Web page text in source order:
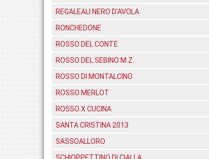
REGALEALI NERO D'AVOLA
RONCHEDONE
ROSSO DEL CONTE
ROSSO DEL SEBINO M.Z.
ROSSO DI MONTALCINO
ROSSO MERLOT
ROSSO X CUCINA
SANTA CRISTINA 2013
SASSOALLORO